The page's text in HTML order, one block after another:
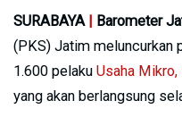
SURABAYA | Barometer
(PKS) Jatim meluncurkan
1.600 pelaku Usaha
yang akan berlangsung